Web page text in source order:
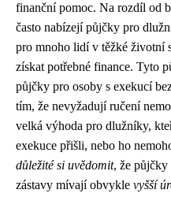
finanční pomoc. Na rozdíl od
často nabízejí půjčky pro
pro mnoho lidí v těžké životní
získat potřebné finance. Tyto
půjčky pro osoby s exekucí
tím, že nevyžadují ručení
velká výhoda pro dlužníky,
exekuce přišli, nebo ho
důležité si uvědomit, že půjčky
zástavy mívají obvykle vyšší